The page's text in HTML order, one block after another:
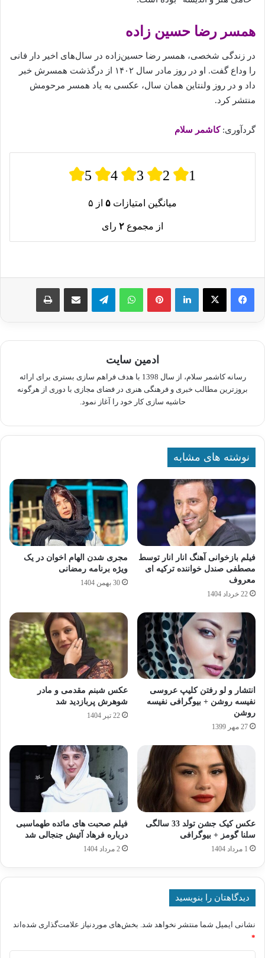
همسر رضا حسین‌ زاده‌
در زندگی شخصی، همسر رضا حسین‌زاده در سال‌های اخیر دار فانی
را وداعگفت. او در روز مادر سال ۱۴۰۲ از درگذشت همسرش خبر
داد و در روز ولنتاین همان سال، عکسی به یاد همسر مرحومش
منتشرکرد.
گردآوری:کاشمر سلام
5 4 3 2 1
میانگین امتیازات ۵ از ۵
از مجموع ۲ رای
لینکدین پینترستواتس آپ تلگرام اشتراک گذاری از طریق ایمیل چاپ
ادمین سایت
رسانه کاشمر سلام، از سال 1398 با هدف فراهم سازی بستری برای ارائه
بروزترین مطالب خبری و فرهنگی هنری در فضای مجازی با دوری از هرگونه
حاشیه سازی کار خود را آغاز نمود.
نوشته های مشابه
فیلم بازخوانی آهنگ انار انار توسط
مصطفی صندل خواننده ترکیه ای
معروف
22 خرداد 1404
مجری شدن الهام اخوان در یک
ویژه‌ برنامه رمضانی
30 بهمن 1404
انتشار و لو رفتن کلیپ عروسی
نفیسه روشن + بیوگرافی نفیسه
روشن
27 مهر 1399
عکس شبنم مقدمی و مادر
شوهرش پربازدید شد
22 تیر 1404
عکس کیک جشن تولد 33 سالگی
سلنا گومز + بیوگرافی
1 مرداد 1404
فیلم صحبت های مائده طهماسبی
درباره فرهاد آئیش جنجالی شد
2 مرداد 1404
دیدگاهتان را بنویسید
نشانی ایمیل شما منتشر نخواهد شد. بخش‌های موردنیاز علامت‌گذاری شده‌اند
*